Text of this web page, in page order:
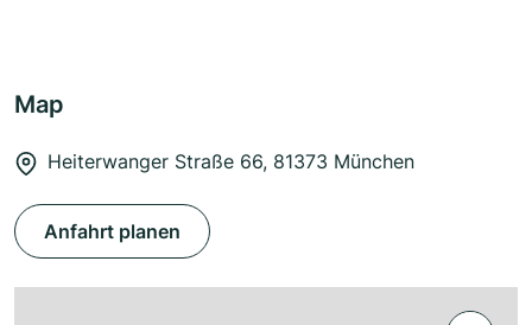
Map
Heiterwanger Straße 66, 81373 München
Anfahrt planen